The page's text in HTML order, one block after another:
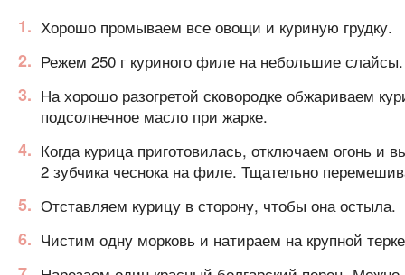
Хорошо промываем все овощи и куриную грудку.
Режем 250 г куриного филе на небольшие слайсы.
На хорошо разогретой сковородке обжариваем
подсолнечное масло при жарке.
Когда курица приготовилась, отключаем огонь и
2 зубчика чеснока на филе. Тщательно
Отставляем курицу в сторону, чтобы она остыла.
Чистим одну морковь и натираем на крупной